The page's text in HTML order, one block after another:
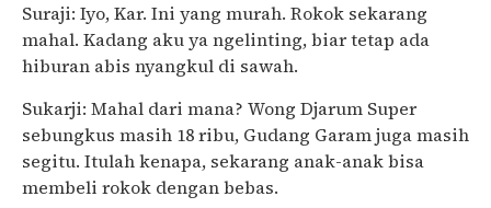
Suraji: Iyo, Kar. Ini yang murah. Rokok sekarang
mahal. Kadang aku ya ngelinting, biar tetap ada
hiburan abis nyangkul di sawah.
Sukarji: Mahal dari mana? Wong Djarum Super
sebungkus masih 18 ribu, Gudang Garam juga masih
segitu. Itulah kenapa, sekarang anak-anak bisa
membeli rokok dengan bebas.